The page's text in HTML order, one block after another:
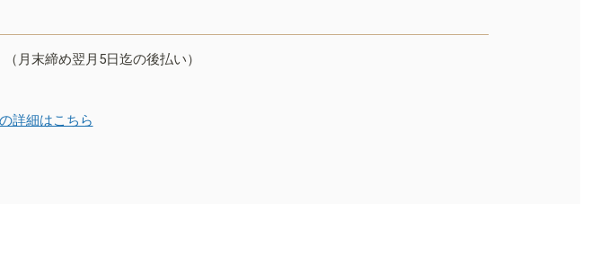
月末締め翌月5日迄の後払い）
詳細はこちら